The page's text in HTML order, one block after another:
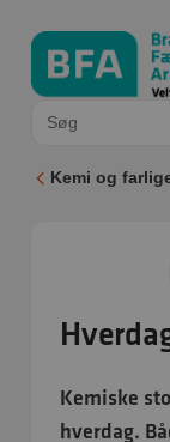
Kemi og
Kemiske
hverdag.